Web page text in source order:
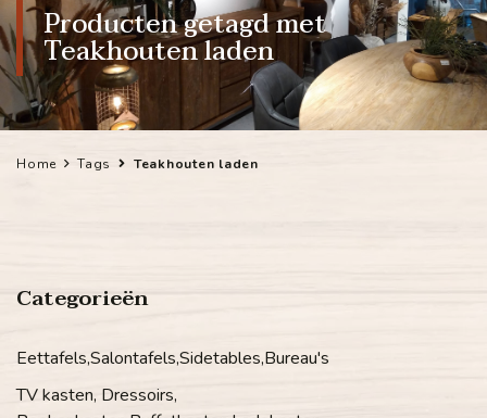
Producten getagd met
Teakhouten laden
Home Tags Teakhouten laden
Categorieën
Eettafels,Salontafels,Sidetables,Bureau's
TV kasten, Dressoirs,